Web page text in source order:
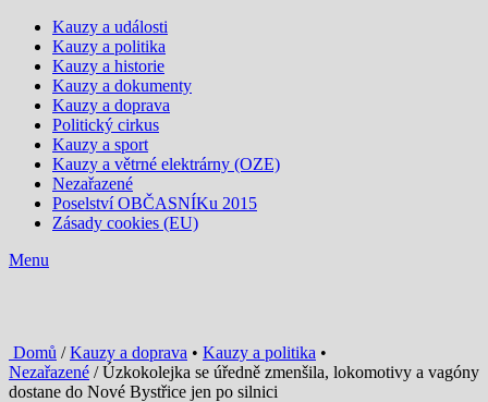
Kauzy a události
Kauzy a politika
Kauzy a historie
Kauzy a dokumenty
Kauzy a doprava
Politický cirkus
Kauzy a sport
Kauzy a větrné elektrárny (OZE)
Nezařazené
Poselství OBČASNÍKu 2015
Zásady cookies (EU)
Menu
Domů /Kauzy a doprava • Kauzy a politika •
Nezařazené / Úzkokolejka se úředně zmenšila, lokomotivy a vagóny
dostane do Nové Bystřice jen po silnici